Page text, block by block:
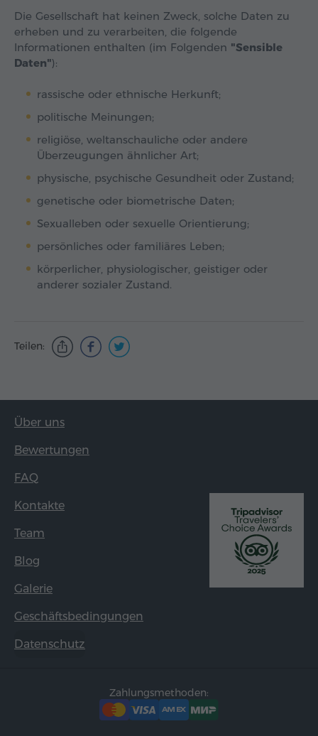
Die Gesellschaft hat keinen Zweck, solche Daten zu
erheben und zu verarbeiten, die folgende
Informationen enthalten (im Folgenden "Sensible
Daten"):
rassische oder ethnische Herkunft;
politische Meinungen;
religiöse, weltanschauliche oder andere
Überzeugungen ähnlicher Art;
physische, psychische Gesundheit oder Zustand;
genetische oder biometrische Daten;
Sexualleben oder sexuelle Orientierung;
persönliches oder familiäres Leben;
körperlicher, physiologischer, geistiger oder
anderer sozialer Zustand.
Teilen:
Über uns
Bewertungen
FAQ
Kontakte
Team
Blog
Galerie
Geschäftsbedingungen
Datenschutz
Zahlungsmethoden: